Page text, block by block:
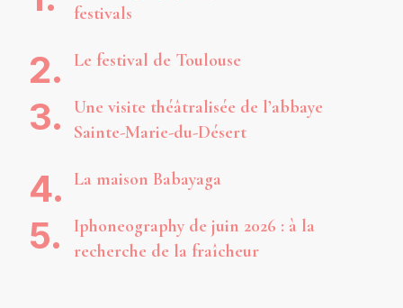
festivals
Le festival de Toulouse
Une visite théâtralisée de l’abbaye
Sainte-Marie-du-Désert
La maison Babayaga
Iphoneography de juin 2026 : à la
recherche de la fraîcheur